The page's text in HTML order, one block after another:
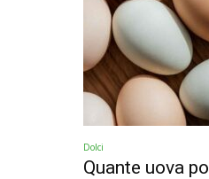
Dolci
Quante uova